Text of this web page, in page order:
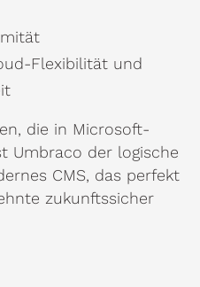
Flexibilität und
die in Microsoft-
Umbraco der logische
CMS, das perfekt
zukunftssicher